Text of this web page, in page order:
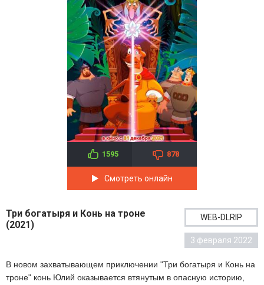
1595 878
Смотреть онлайн
Три богатыря и Конь на троне
(2021)
WEB-DLRIP
3 февраля 2022
В новом захватывающем приключении "Три богатыря и Конь на
троне" конь Юлий оказывается втянутым в опасную историю,